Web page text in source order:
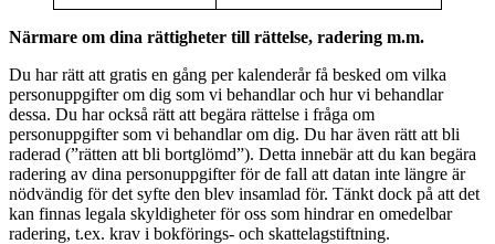
Närmare om dina rättigheter till rättelse, radering m.m.
Du har rätt att gratis en gång per kalenderår få besked om vilka
personuppgifter om dig som vi behandlar och hur vi behandlar
dessa. Du har också rätt att begära rättelse i fråga om
personuppgifter som vi behandlar om dig. Du har även rätt att bli
raderad (”rätten att bli bortglömd”). Detta innebär att du kan begära
radering av dina personuppgifter för de fall att datan inte längre är
nödvändig för det syfte den blev insamlad för. Tänkt dock på att det
kan finnas legala skyldigheter för oss som hindrar en omedelbar
radering, t.ex. krav i bokförings- och skattelagstiftning.